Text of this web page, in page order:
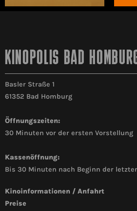
KINOPOLIS BAD
Basler Straße 1
61352 Bad Homburg
Öffnungszeiten:
30 Minuten vor der ersten Vorstellung
Kassenöffnung:
Bis 30 Minuten nach Beginn der
Kinoinformationen / Anfahrt
Preise